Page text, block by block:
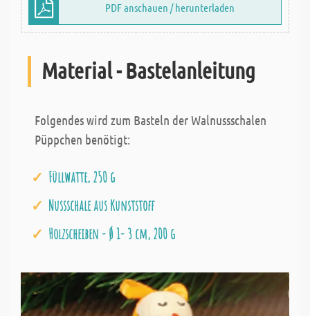
PDF anschauen / herunterladen
Material - Bastelanleitung
Folgendes wird zum Basteln der Walnussschalen
Püppchen benötigt:
Füllwatte, 250 g
Nussschale aus Kunststoff
Holzscheiben - Ø 1- 3 cm, 200 g